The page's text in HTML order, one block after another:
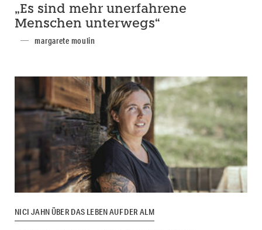
„Es sind mehr unerfahrene
Menschen unterwegs“
margarete moulin
NICI JAHN ÜBER DAS LEBEN AUF DER ALM